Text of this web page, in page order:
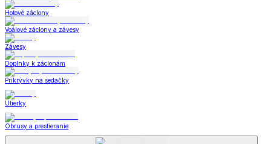
Hotové záclony
Voálové záclony a závesy
Závesy
Doplnky k záclonám
Prikrývky na sedačky
Utierky
Obrusy a prestieranie